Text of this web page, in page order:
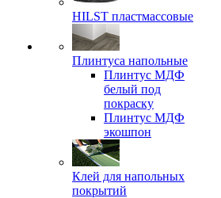
HILST пластмассовые
Плинтуса напольные
Плинтус МДФ
белый под
покраску
Плинтус МДФ
экошпон
Клей для напольных
покрытий